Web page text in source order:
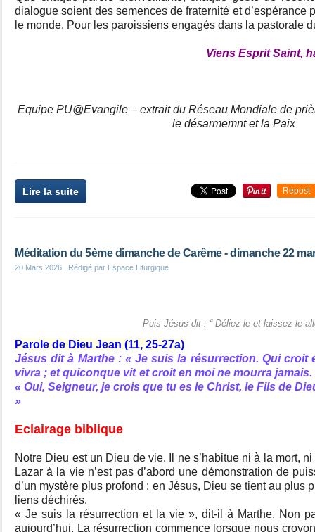
dialogue soient des semences de fraternité et d’espérance
le monde. Pour les paroissiens engagés dans la pastorale
Viens Esprit Saint,
Equipe PU@Evangile – extrait du Réseau Mondiale de
le désarmemnt et la Paix
Lire la suite Repost
Méditation du 5ème dimanche de Carême - dimanche 22
20 Mars 2026 , Rédigé par Espace Liturgique
Puis Jésus dit : “ Déliez-le et laissez-le
Parole de Dieu Jean (11, 25-27a)
Jésus dit à Marthe : « Je suis la résurrection. Qui croit
vivra ; et quiconque vit et croit en moi ne mourra
« Oui, Seigneur, je crois que tu es le Christ, le Fils de
»
Eclairage biblique
Notre Dieu est un Dieu de vie. Il ne s’habitue ni à la mort,
Lazar à la vie n’est pas d’abord une démonstration de
d’un mystère plus profond : en Jésus, Dieu se tient au plus
liens déchirés.
« Je suis la résurrection et la vie », dit-il à Marthe. Non
aujourd’hui. La résurrection commence lorsque nous